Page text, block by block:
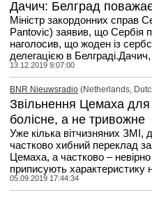
Дачич: Белград поважає
Міністр закордонних справ
Pantovic) заявив, що Сербія
наголосив, що жоден із
делегацією в Белграді.Дачич,
13.12.2019 9:07:00
BNR Nieuwsradio (Netherlands,
Звільнення Цемаха для
болісне, а не тривожне
Уже кілька вітчизняних ЗМІ,
частково хибний переклад
Цемаха, а частково – невірно
приписують характеристику
05.09.2019 17:44:34